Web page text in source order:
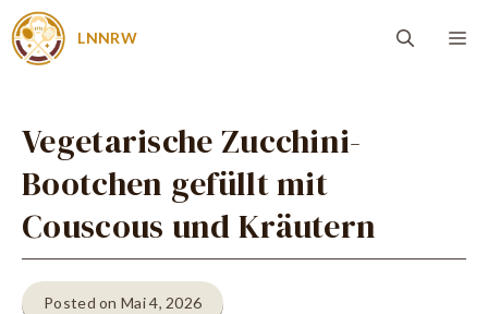
Zum
Inhalt
LNNRW
Vegetarische Zucchini-
Bootchen gefüllt mit
Couscous und Kräutern
Posted on Mai 4, 2026